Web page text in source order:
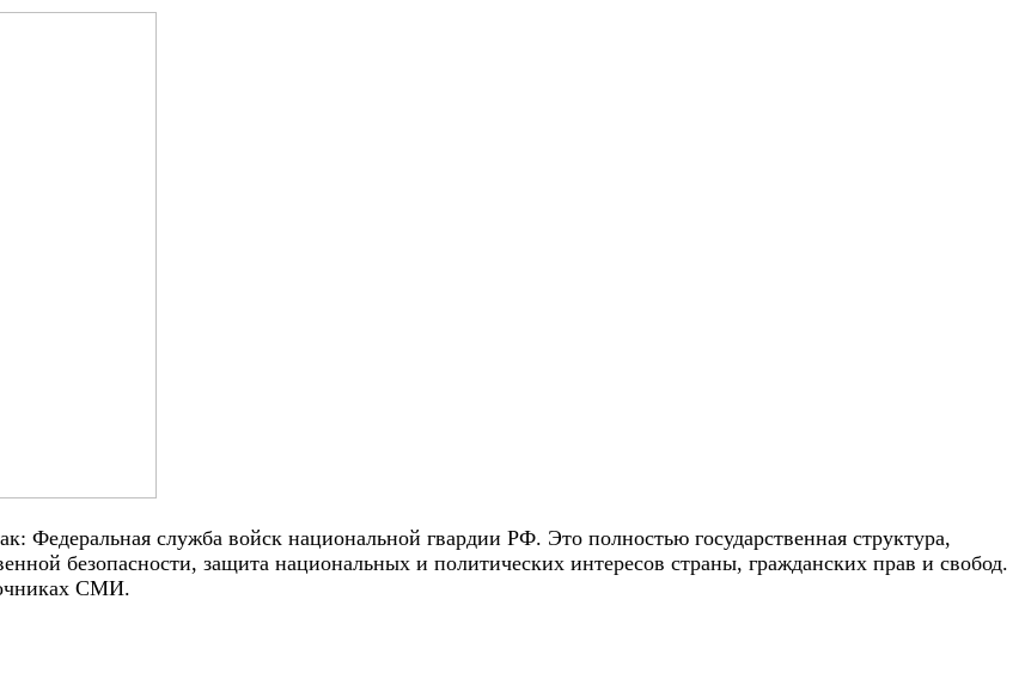
Федеральная служба войск национальной гвардии РФ. Это полностью государственная структура,
безопасности, защита национальных и политических интересов страны, гражданских прав и свобод.
СМИ.